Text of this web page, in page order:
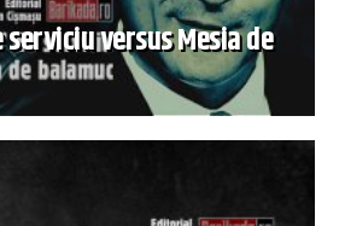
versus Mesia de